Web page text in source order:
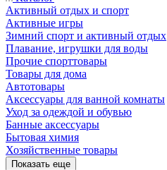
Активный отдых и спорт
Активные игры
Зимний спорт и активный отдых
Плавание, игрушки для воды
Прочие спорттовары
Товары для дома
Автотовары
Аксессуары для ванной комнаты
Уход за одеждой и обувью
Банные аксессуары
Бытовая химия
Хозяйственные товары
Показать еще